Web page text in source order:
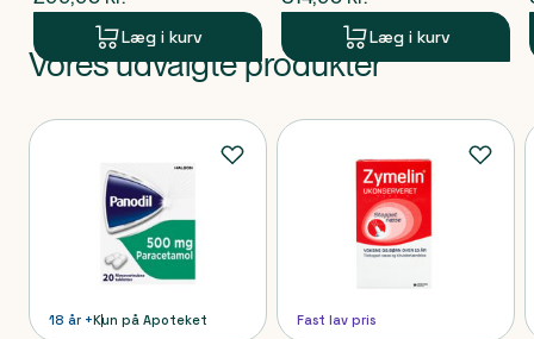
Læg i kurv Læg i kurv
Produkt 1 af 0
Vores udvalgte produkter
Produkter
18 år +Kun på Apoteket Fast lav pris